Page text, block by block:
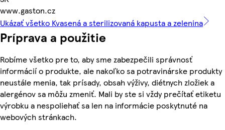
www.gaston.cz
Ukázať všetko Kvasená a sterilizovaná kapusta a zelenina
Príprava a použitie
Robíme všetko pre to, aby sme zabezpečili správnosť
informácií o produkte, ale nakoľko sa potravinárske produkty
neustále menia, tak prísady, obsah výživy, diétnych zložiek a
alergénov sa môžu zmeniť. Mali by ste si vždy prečítať etiketu
výrobku a nespoliehať sa len na informácie poskytnuté na
webových stránkach.